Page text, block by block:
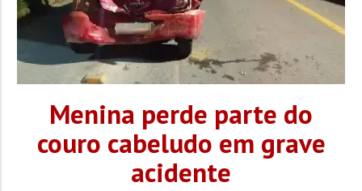
Menina perde parte do
couro cabeludo em grave
acidente